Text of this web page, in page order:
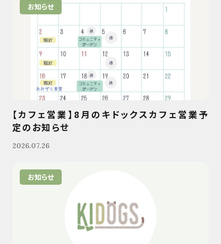
お知らせ
【カフェ営業】8月のキドックスカフェ営業予
定のお知らせ
2026.07.26
お知らせ